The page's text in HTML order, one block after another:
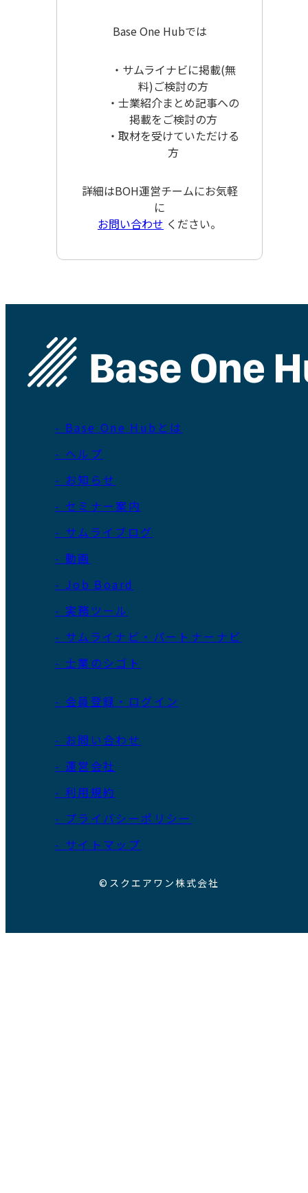
Base One Hubでは
・サムライナビに掲載(無
料)ご検討の方
・士業紹介まとめ記事への
掲載をご検討の方
・取材を受けていただける
方
詳細はBOH運営チームにお気軽
に
お問い合わせ ください。
- Base One Hubとは
- ヘルプ
- お知らせ
- セミナー案内
- サムライブログ
- 動画
- Job Board
- 実務ツール
- サムライナビ・パートナーナビ
- 士業のシゴト
- 会員登録・ログイン
- お問い合わせ
- 運営会社
- 利用規約
- プライバシーポリシー
- サイトマップ
©スクエアワン株式会社